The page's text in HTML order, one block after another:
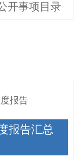
开事项目录
报告
报告汇总